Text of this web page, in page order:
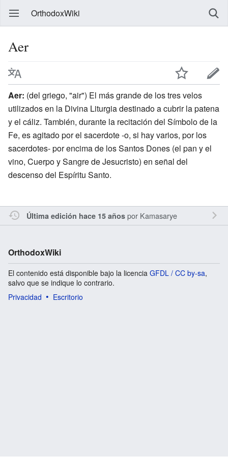
OrthodoxWiki
Aer
Aer: (del griego, "air") El más grande de los tres velos
utilizados en la Divina Liturgia destinado a cubrir la patena
y el cáliz. También, durante la recitación del Símbolo de la
Fe, es agitado por el sacerdote -o, si hay varios, por los
sacerdotes- por encima de los Santos Dones (el pan y el
vino, Cuerpo y Sangre de Jesucristo) en señal del
descenso del Espíritu Santo.
Última edición hace 15 añospor Kamasarye
OrthodoxWiki
El contenido está disponible bajo la licencia GFDL / CC by-sa,
salvo que se indique lo contrario.
Privacidad
Escritorio